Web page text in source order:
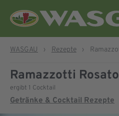
WASGAU › Rezepte ›
Ramazzotti
ergibt 1 Cocktail
Getränke & Cocktail Rezepte